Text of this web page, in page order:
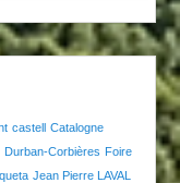
castell Catalogne
Durban-Corbières Foire
Jean Pierre LAVAL